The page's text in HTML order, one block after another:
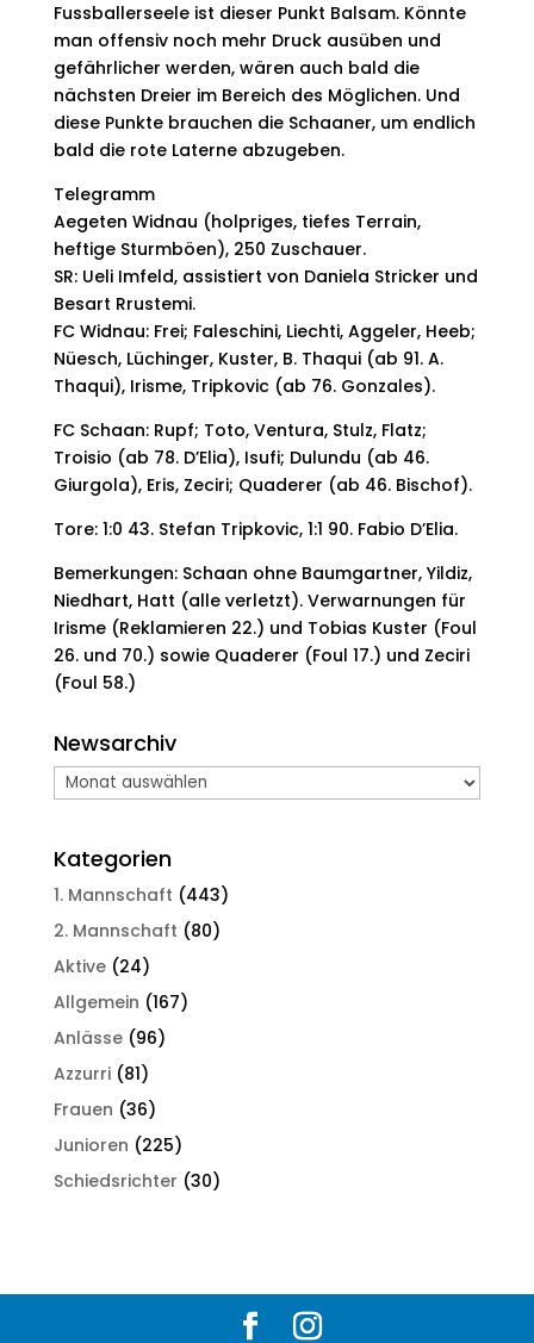
Fussballerseele ist dieser Punkt Balsam. Könnte
man offensiv noch mehr Druck ausüben und
gefährlicher werden, wären auch bald die
nächsten Dreier im Bereich des Möglichen. Und
diese Punkte brauchen die Schaaner, um endlich
bald die rote Laterne abzugeben.
Telegramm
Aegeten Widnau (holpriges, tiefes Terrain,
heftige Sturmböen), 250 Zuschauer.
SR: Ueli Imfeld, assistiert von Daniela Stricker und
Besart Rrustemi.
FC Widnau: Frei; Faleschini, Liechti, Aggeler, Heeb;
Nüesch, Lüchinger, Kuster, B. Thaqui (ab 91. A.
Thaqui), Irisme, Tripkovic (ab 76. Gonzales).
FC Schaan: Rupf; Toto, Ventura, Stulz, Flatz;
Troisio (ab 78. D’Elia), Isufi; Dulundu (ab 46.
Giurgola), Eris, Zeciri; Quaderer (ab 46. Bischof).
Tore: 1:0 43. Stefan Tripkovic, 1:1 90. Fabio D’Elia.
Bemerkungen: Schaan ohne Baumgartner, Yildiz,
Niedhart, Hatt (alle verletzt). Verwarnungen für
Irisme (Reklamieren 22.) und Tobias Kuster (Foul
26. und 70.) sowie Quaderer (Foul 17.) und Zeciri
(Foul 58.)
Newsarchiv
Newsarchiv
Kategorien
1. Mannschaft (443)
2. Mannschaft (80)
Aktive(24)
Allgemein (167)
Anlässe(96)
Azzurri(81)
Frauen (36)
Junioren (225)
Schiedsrichter (30)